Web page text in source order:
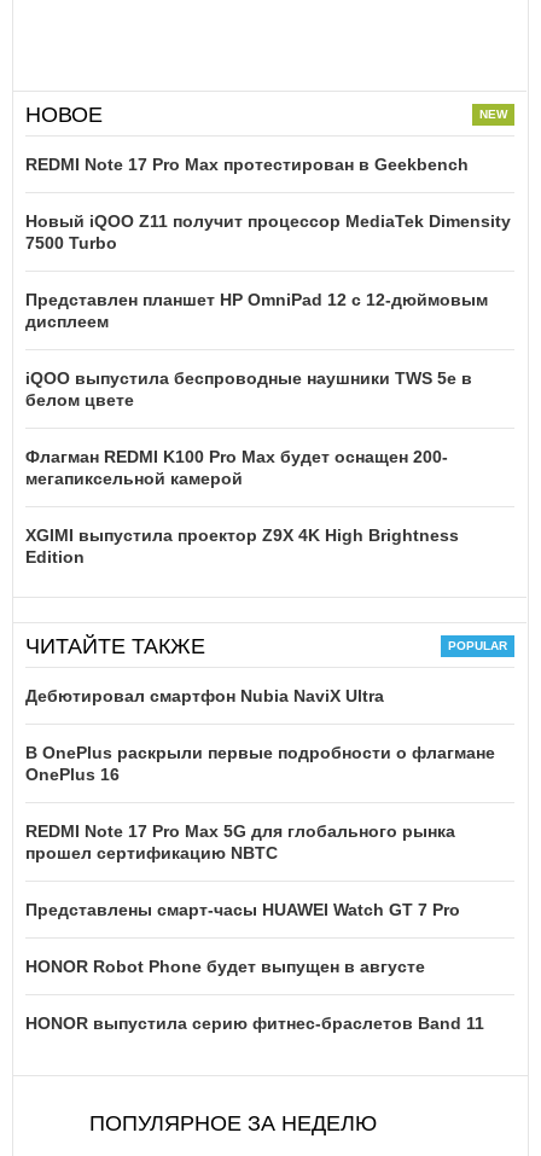
НОВОЕ
REDMI Note 17 Pro Max протестирован в Geekbench
Новый iQOO Z11 получит процессор MediaTek Dimensity
7500 Turbo
Представлен планшет HP OmniPad 12 с 12-дюймовым
дисплеем
iQOO выпустила беспроводные наушники TWS 5e в
белом цвете
Флагман REDMI K100 Pro Max будет оснащен 200-
мегапиксельной камерой
XGIMI выпустила проектор Z9X 4K High Brightness
Edition
ЧИТАЙТЕ ТАКЖЕ
Дебютировал смартфон Nubia NaviX Ultra
В OnePlus раскрыли первые подробности о флагмане
OnePlus 16
REDMI Note 17 Pro Max 5G для глобального рынка
прошел сертификацию NBTC
Представлены смарт-часы HUAWEI Watch GT 7 Pro
HONOR Robot Phone будет выпущен в августе
HONOR выпустила серию фитнес-браслетов Band 11
ПОПУЛЯРНОЕ ЗА НЕДЕЛЮ